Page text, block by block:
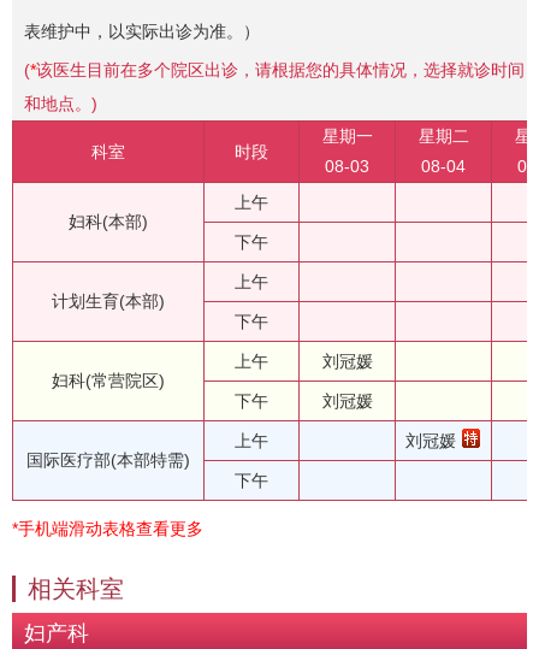
表维护中，以实际出诊为准。）
(*该医生目前在多个院区出诊，请根据您的具体情况，选择就诊时间
和地点。)
科室 时段
星期一
08-03
星期二
08-04
星
妇科(本部)
上午
下午
计划生育(本部)
上午
下午
妇科(常营院区)
上午 刘冠媛
下午 刘冠媛
国际医疗部(本部特需)
上午 刘冠媛
下午
*手机端滑动表格查看更多
相关科室
妇产科